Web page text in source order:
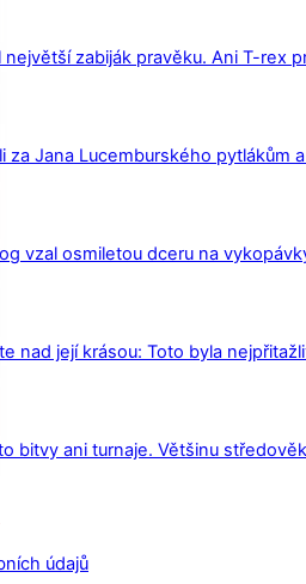
největší zabiják pravěku. Ani T-rex
za Jana Lucemburského pytlákům
vzal osmiletou dceru na
nad její krásou: Toto byla
bitvy ani turnaje. Většinu
údajů